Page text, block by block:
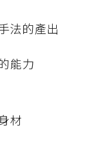
法的產出
能力
材